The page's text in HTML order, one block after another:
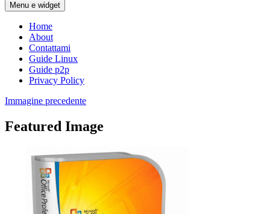
Menu e widget
Home
About
Contattami
Guide Linux
Guide p2p
Privacy Policy
Immagine precedente
Featured Image